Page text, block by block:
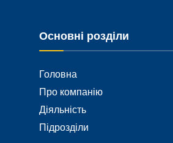
Основні розділи
Головна
Про компанію
Діяльність
Підрозділи